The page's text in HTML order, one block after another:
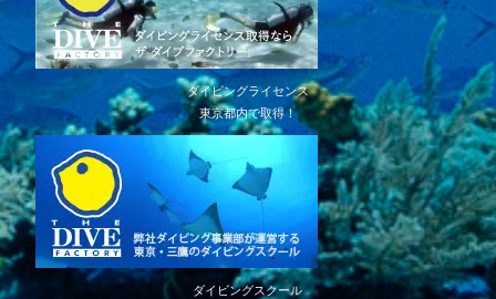
ダイビングライセンス
東京都内で取得！
ダイビングスクール